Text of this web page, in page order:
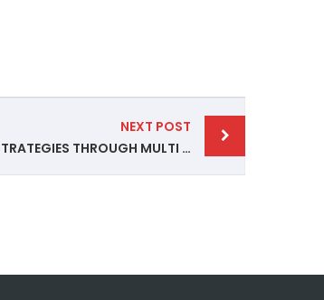
NEXT POST
STRENGTHENING DISASTER MANAGEMENT STRATEGIES THROUGH MULTI STAKEHOLDER PARTNERSHIP – 19 DESEMBER 2022